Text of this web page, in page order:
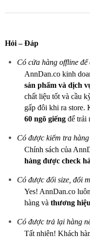
Hỏi – Đáp
Có cửa hàng offline để
AnnDan.co kinh
sản phẩm và dịch
chất liệu tốt và cầu
gấp đôi khi ra store.
60 ngõ giếng để trải
Có được kiểm tra
Chính sách của
hàng được check
Có được đổi size, đổi
Yes! AnnDan.co
hàng và thương
Có được trả lại hàng
Tất nhiên! Khách